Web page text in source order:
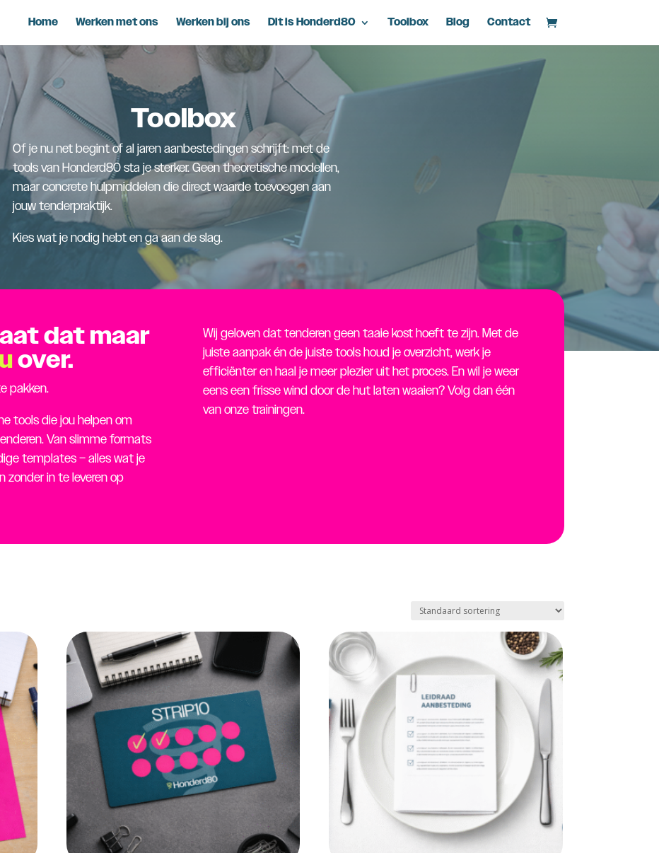
Home Werken met ons Werken bij ons Dit is Honderd80 Toolbox Blog Contact
Toolbox
Of je nu net begint of al jaren aanbestedingen schrijft: met de
tools van Honderd80 sta je sterker. Geen theoretische modellen,
maar concrete hulpmiddelen die direct waarde toevoegen aan
jouw tenderpraktijk.
Kies wat je nodig hebt en ga aan de slag.
dat maar
over.
pakken.
tools die jou helpen om
Van slimme formats
templates – alles wat je
in te leveren op
Wij geloven dat tenderen geen taaie kost hoeft te zijn. Met de
juiste aanpak én de juiste tools houd je overzicht, werk je
efficiënter en haal je meer plezier uit het proces. En wil je weer
eens een frisse wind door de hut laten waaien? Volg dan één
van onze trainingen.